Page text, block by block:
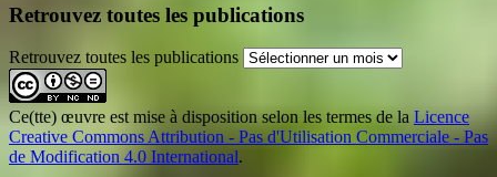
Retrouvez toutes les publications
Retrouvez toutes les publications
Ce(tte) œuvre est mise à disposition selon les termes de la Licence
Creative Commons Attribution - Pas d'Utilisation Commerciale - Pas
de Modification 4.0 International.